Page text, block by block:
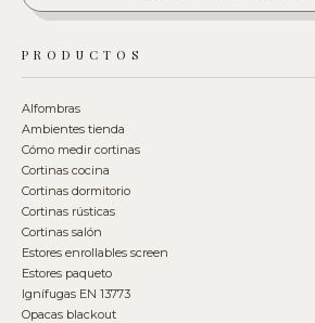
PRODUCTOS
Alfombras
Ambientes tienda
Cómo medir cortinas
Cortinas cocina
Cortinas dormitorio
Cortinas rústicas
Cortinas salón
Estores enrollables screen
Estores paqueto
Ignífugas EN 13773
Opacas blackout